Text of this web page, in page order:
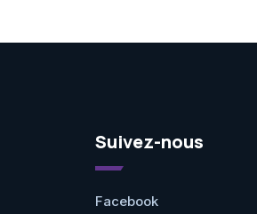
Suivez-nous
Facebook